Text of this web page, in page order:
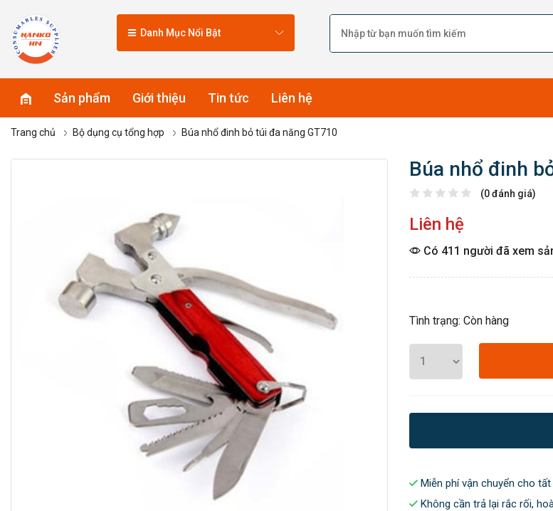
Danh Mục Nổi Bật
Sản phẩm Giới thiệu Tin tức Liên hệ
Trang chủ Bộ dụng cụ tổng hợp Búa nhổ đinh bỏ túi đa năng GT710
Búa nhổ đinh
(0 đánh giá)
Liên hệ
Có 411 người đã xem
Tình trạng: Còn hàng
Miễn phí vận chuyển cho
Không cần trả lại rắc rối,